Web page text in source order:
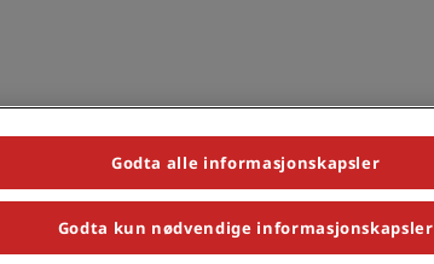
Godta alle informasjonskapsler
Godta kun nødvendige informasjonskapsler